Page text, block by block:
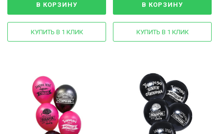
В КОРЗИНУ
КУПИТЬ В 1 КЛИК
В КОРЗИНУ
КУПИТЬ В 1 КЛИК